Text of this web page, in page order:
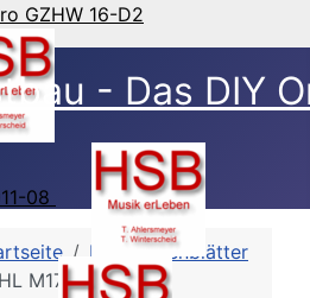
GZHW 16-D2
08
- Das DIY
HSB-Datenblätter
M171-8 SP1040